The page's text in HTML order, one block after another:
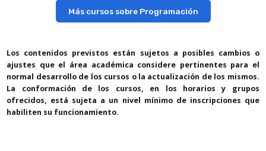
Más cursos sobre Programación
Los contenidos previstos están sujetos a posibles cambios o
ajustes que el área académica considere pertinentes para el
normal desarrollo de los cursos o la actualización de los mismos.
La conformación de los cursos, en los horarios y grupos
ofrecidos, está sujeta a un nivel mínimo de inscripciones que
habiliten su funcionamiento.